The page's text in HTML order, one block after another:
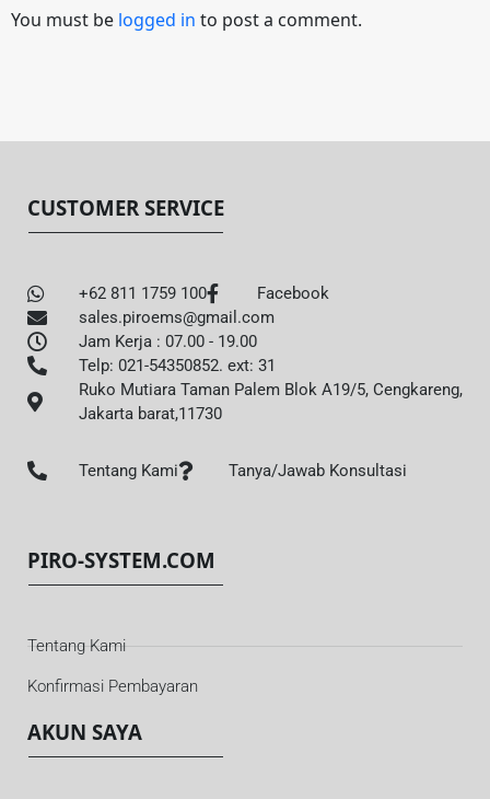
You must be logged in to post a comment.
CUSTOMER SERVICE
+62 811 1759 100
Facebook
sales.piroems@gmail.com
Jam Kerja : 07.00 - 19.00
Telp: 021-54350852. ext: 31
Ruko Mutiara Taman Palem Blok A19/5, Cengkareng,
Jakarta barat,11730
Tentang Kami Tanya/Jawab Konsultasi
PIRO-SYSTEM.COM
Tentang Kami
Konfirmasi Pembayaran
AKUN SAYA